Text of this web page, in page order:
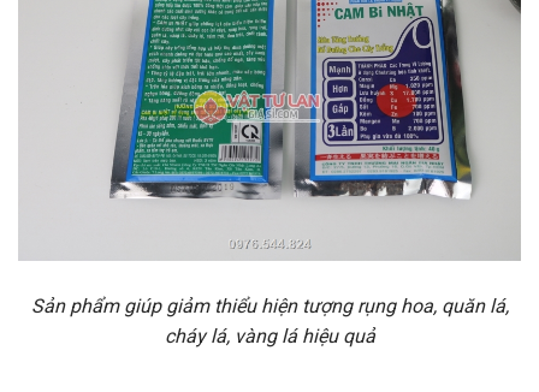
Sản phẩm giúp giảm thiểu hiện tượng rụng hoa, quăn lá,
cháy lá, vàng lá hiệu quả